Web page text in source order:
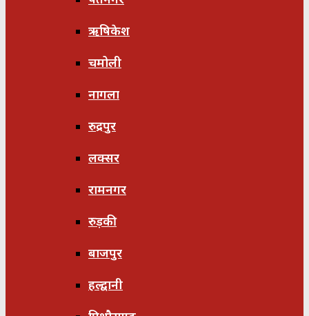
ऋषिकेश
चमोली
नागला
रुद्रपुर
लक्सर
रामनगर
रुड़की
बाजपुर
हल्द्वानी